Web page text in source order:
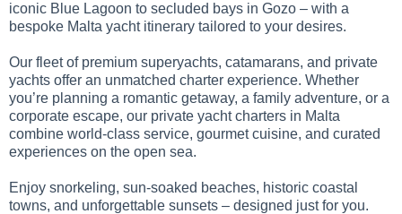
iconic Blue Lagoon to secluded bays in Gozo – with a
bespoke Malta yacht itinerary tailored to your desires.
Our fleet of premium superyachts, catamarans, and private
yachts offer an unmatched charter experience. Whether
you’re planning a romantic getaway, a family adventure, or a
corporate escape, our private yacht charters in Malta
combine world-class service, gourmet cuisine, and curated
experiences on the open sea.
Enjoy snorkeling, sun-soaked beaches, historic coastal
towns, and unforgettable sunsets – designed just for you.